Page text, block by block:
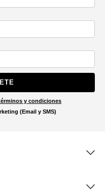
y condiciones
(Email y SMS)